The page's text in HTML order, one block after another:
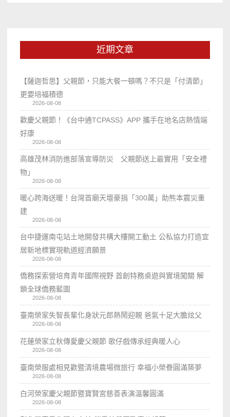
近期文章
【薩迦哲思】父親節，只能大餐一頓嗎？不只是「付清節」
更要培福積德
2026-08-08
歡慶父親節！《台中通TCPASS》APP 攜手在地名店熱情端
好康
2026-08-08
高雄茂林消防進部落宣導防災 父親節送上最實用「安全禮
物」
2026-08-08
暖心跨海送暖！台灣首廟天壇豪捐「300萬」助熊本震災重
建
2026-08-08
台中捷運南屯站土地開發共構大樓開工動土 公私協力打造宜
居新地標實現軌道經濟願景
2026-08-08
僑務探索營培育青年國際視野 首創特務桌遊與實境闖關 解
鎖全球僑務藍圖
2026-08-08
臺南榮家失智長輩化身狀元郎熱鬧迎親 爸氣十足大膽炫父
2026-08-08
花蓮榮家立秋傳愛慶父親節 歌仔戲傳承經典暖人心
2026-08-08
臺南榮服處相見歡暨清境農場微旅行 幸福小榮眷圓滿築夢
2026-08-08
白河榮家慶父親節暨寶賢宮慈善表演溫馨圓滿
2026-08-08